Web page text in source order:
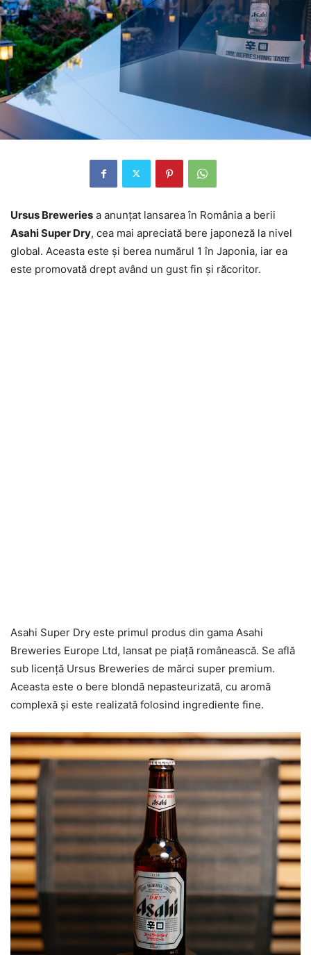
Ursus Breweries a anunțat lansarea în România a berii
Asahi Super Dry, cea mai apreciată bere japoneză la nivel
global. Aceasta este și berea numărul 1 în Japonia, iar ea
este promovată drept având un gust fin și răcoritor.
Asahi Super Dry este primul produs din gama Asahi
Breweries Europe Ltd, lansat pe piață românească. Se află
sub licență Ursus Breweries de mărci super premium.
Aceasta este o bere blondă nepasteurizată, cu aromă
complexă și este realizată folosind ingrediente fine.